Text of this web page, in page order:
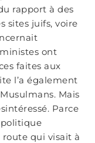
rapport à des
sites juifs, voire
ont
faites aux
l’a également
Mais
Parce
politique
qui visait à